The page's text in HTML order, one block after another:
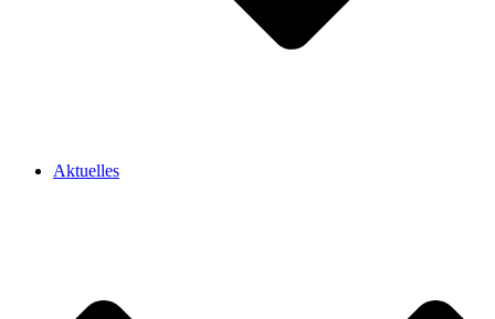
Aktuelles